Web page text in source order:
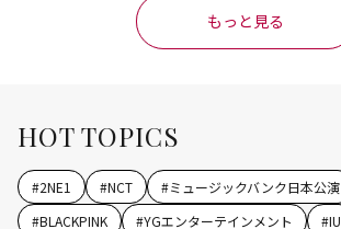
もっと見る
HOT TOPICS
#2NE1 #NCT #ミュージックバンク日本公演
#BLACKPINK #YGエンターテインメント #IU